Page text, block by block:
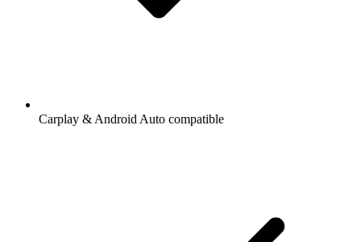
Carplay & Android Auto compatible